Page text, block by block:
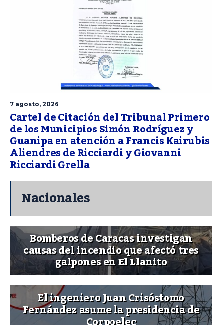
7 agosto, 2026
Cartel de Citación del Tribunal Primero
de los Municipios Simón Rodríguez y
Guanipa en atención a Francis Kairubis
Aliendres de Ricciardi y Giovanni
Ricciardi Grella
Nacionales
Bomberos de Caracas investigan
causas del incendio que afectó tres
galpones en El Llanito
El ingeniero Juan Crisóstomo
Fernández asume la presidencia de